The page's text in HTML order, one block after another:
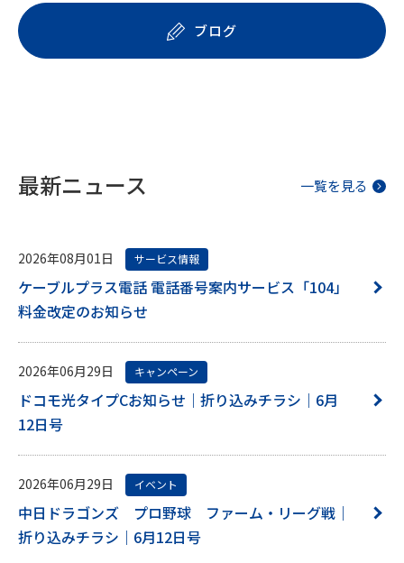
ブログ
最新ニュース 一覧を見る
2026年08月01日 サービス情報
ケーブルプラス電話 電話番号案内サービス「104」
料金改定のお知らせ
2026年06月29日 キャンペーン
ドコモ光タイプCお知らせ｜折り込みチラシ｜6月
12日号
2026年06月29日 イベント
中日ドラゴンズ プロ野球 ファーム・リーグ戦｜
折り込みチラシ｜6月12日号